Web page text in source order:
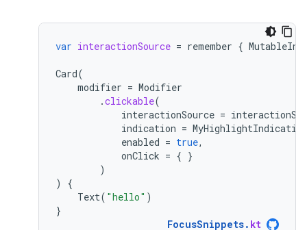
var interactionSource = remember {
Card(
modifier = Modifier
.clickable(
interactionSource =
indication = MyHighlightIndication
enabled = true,
onClick = { }
)
)
{
Text( "hello" )
}
FocusSnippets. kt